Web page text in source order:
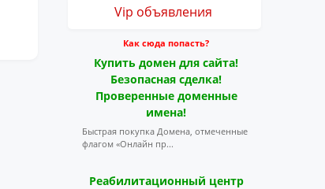
Vip объявления
Как сюда попасть?
Купить домен для сайта!
Безопасная сделка!
Проверенные доменные
имена!
Быстрая покупка Домена, отмеченные
флагом «Онлайн пр...
Реабилитационный центр